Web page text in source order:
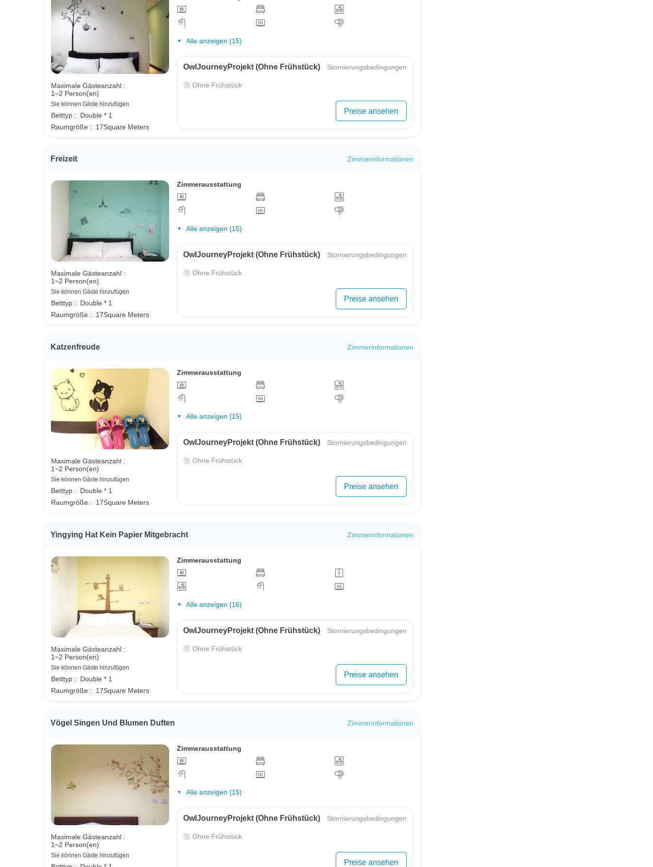
Maximale Gästeanzahl :
1~2 Person(en)
Sie können Gäste hinzufügen
Betttyp :
Double * 1
Raumgröße :
17Square Meters
Alle anzeigen (15)
OwlJourneyProjekt (ohne Frühstück) Stornierungsbedingungen
Ohne Frühstück
Preise ansehen
Freizeit Zimmerinformationen
Maximale Gästeanzahl :
1~2 Person(en)
Sie können Gäste hinzufügen
Betttyp :
Double * 1
Raumgröße :
17Square Meters
Zimmerausstattung
Alle anzeigen (15)
OwlJourneyProjekt (ohne Frühstück) Stornierungsbedingungen
Ohne Frühstück
Preise ansehen
Katzenfreude Zimmerinformationen
Maximale Gästeanzahl :
1~2 Person(en)
Sie können Gäste hinzufügen
Betttyp :
Double * 1
Raumgröße :
17Square Meters
Zimmerausstattung
Alle anzeigen (15)
OwlJourneyProjekt (ohne Frühstück) Stornierungsbedingungen
Ohne Frühstück
Preise ansehen
Yingying Hat Kein Papier Mitgebracht Zimmerinformationen
Maximale Gästeanzahl :
1~2 Person(en)
Sie können Gäste hinzufügen
Betttyp :
Double * 1
Raumgröße :
17Square Meters
Zimmerausstattung
Alle anzeigen (16)
OwlJourneyProjekt (ohne Frühstück) Stornierungsbedingungen
Ohne Frühstück
Preise ansehen
Vögel Singen Und Blumen Duften Zimmerinformationen
Maximale Gästeanzahl :
1~2 Person(en)
Sie können Gäste hinzufügen
Zimmerausstattung
Alle anzeigen (15)
OwlJourneyProjekt (ohne Frühstück) Stornierungsbedingungen
Ohne Frühstück
Preise ansehen